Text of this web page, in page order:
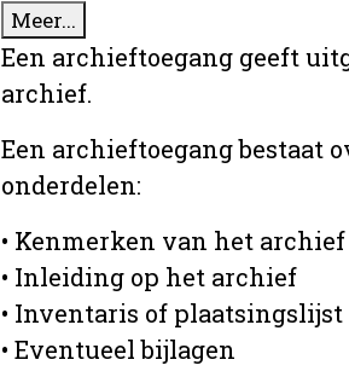
Meer...
Een archieftoegang geeft
archief.
Een archieftoegang bestaat
onderdelen:
• Kenmerken van het archief
• Inleiding op het archief
• Inventaris of plaatsingslijst
• Eventueel bijlagen